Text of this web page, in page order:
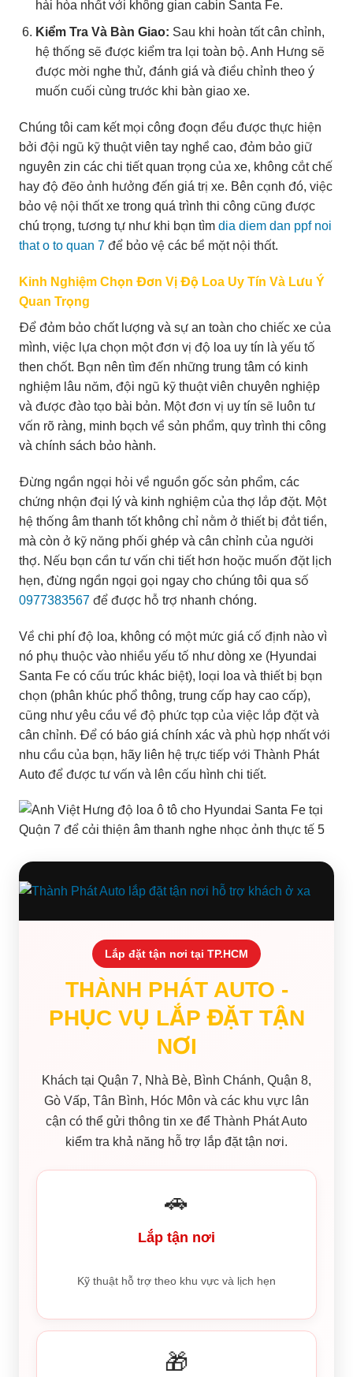
hài hòa nhất với không gian cabin Santa Fe.
Kiểm Tra Và Bàn Giao: Sau khi hoàn tất cân chỉnh,
hệ thống sẽ được kiểm tra lại toàn bộ. Anh Hưng sẽ
được mời nghe thử, đánh giá và điều chỉnh theo ý
muốn cuối cùng trước khi bàn giao xe.
Chúng tôi cam kết mọi công đoạn đều được thực hiện
bởi đội ngũ kỹ thuật viên tay nghề cao, đảm bảo giữ
nguyên zin các chi tiết quan trọng của xe, không cắt chế
hay độ đẽo ảnh hưởng đến giá trị xe. Bên cạnh đó, việc
bảo vệ nội thất xe trong quá trình thi công cũng được
chú trọng, tương tự như khi bạn tìm dia diem dan ppf noi
that o to quan 7 để bảo vệ các bề mặt nội thất.
Kinh Nghiệm Chọn Đơn Vị Độ Loa Uy Tín Và Lưu Ý
Quan Trọng
Để đảm bảo chất lượng và sự an toàn cho chiếc xe của
mình, việc lựa chọn một đơn vị độ loa uy tín là yếu tố
then chốt. Bạn nên tìm đến những trung tâm có kinh
nghiệm lâu năm, đội ngũ kỹ thuật viên chuyên nghiệp
và được đào tạo bài bản. Một đơn vị uy tín sẽ luôn tư
vấn rõ ràng, minh bạch về sản phẩm, quy trình thi công
và chính sách bảo hành.
Đừng ngần ngại hỏi về nguồn gốc sản phẩm, các
chứng nhận đại lý và kinh nghiệm của thợ lắp đặt. Một
hệ thống âm thanh tốt không chỉ nằm ở thiết bị đắt tiền,
mà còn ở kỹ năng phối ghép và cân chỉnh của người
thợ. Nếu bạn cần tư vấn chi tiết hơn hoặc muốn đặt lịch
hẹn, đừng ngần ngại gọi ngay cho chúng tôi qua số
0977383567 để được hỗ trợ nhanh chóng.
Về chi phí độ loa, không có một mức giá cố định nào vì
nó phụ thuộc vào nhiều yếu tố như dòng xe (Hyundai
Santa Fe có cấu trúc khác biệt), loại loa và thiết bị bạn
chọn (phân khúc phổ thông, trung cấp hay cao cấp),
cũng như yêu cầu về độ phức tạp của việc lắp đặt và
cân chỉnh. Để có báo giá chính xác và phù hợp nhất với
nhu cầu của bạn, hãy liên hệ trực tiếp với Thành Phát
Auto để được tư vấn và lên cấu hình chi tiết.
Lắp đặt tận nơi tại TP.HCM
THÀNH PHÁT AUTO -
PHỤC VỤ LẮP ĐẶT TẬN
NƠI
Khách tại Quận 7, Nhà Bè, Bình Chánh, Quận 8,
Gò Vấp, Tân Bình, Hóc Môn và các khu vực lân
cận có thể gửi thông tin xe để Thành Phát Auto
kiểm tra khả năng hỗ trợ lắp đặt tận nơi.
🚗
Lắp tận nơi
Kỹ thuật hỗ trợ theo khu vực và lịch hẹn
🎁